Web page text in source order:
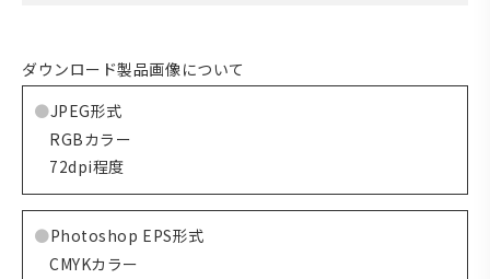
ダウンロード製品画像について
JPEG形式
RGBカラー
72dpi程度
Photoshop EPS形式
CMYKカラー